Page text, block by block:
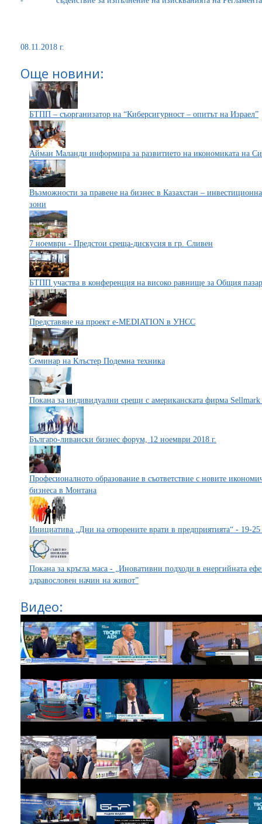
08.11.2018 г.
Още новини:
БТПП – съорганизатор на “Киберсигурност – опитът на Израел”
Айман Маланди информира за развитието на икономиката на
Възможности за правене на бизнес в Казахстан –
зони
7 ноември - Предстои среща-дискусия в гр. Сливен
БТПП участва в конференция на високо равнище за Общия пазар
Представяне на проект e-MEDIATION в УНСС
Семинар на Клъстер Подемна техника
Покана за индивидуални срещи с американската фирма
Българо-ливански бизнес форум, 12 ноември 2018 г.
Професионалното образование в съответствие с новите
бизнеса в Монтана
Инициатива „Дни на отворените врати в предприятията“ - 19-
Покана за кръгла маса - „Иновативни подходи в енергийната
здравословен начин на живот”
Видео: